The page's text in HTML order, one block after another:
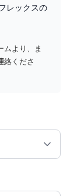
レックスの
より、ま
絡くださ